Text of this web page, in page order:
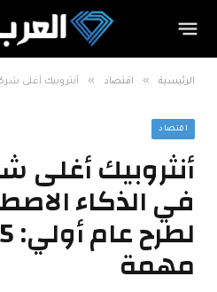
الرئيسية » اقتصاد » أنثروبيك أغلى شركة ناشئة
اقتصاد
أنثروبيك أغلى
في الذكاء
مهمة